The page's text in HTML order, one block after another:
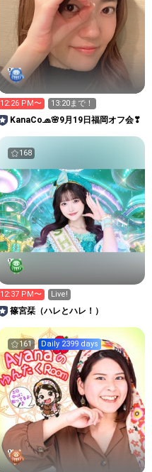
12:26 PM〜 13:20まで！
KanaCo🧢🌸9月19日福岡オフ会❣
168
12:37 PM〜 Live!
篠宮栞（ハレとハレ！）
161 Daily 2399 days